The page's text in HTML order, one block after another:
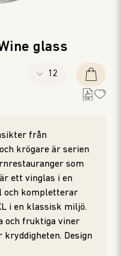
glass
från
krögare är serien
som
ett vinglas i en
och kompletterar
i en klassisk miljö.
och fruktiga viner
Design